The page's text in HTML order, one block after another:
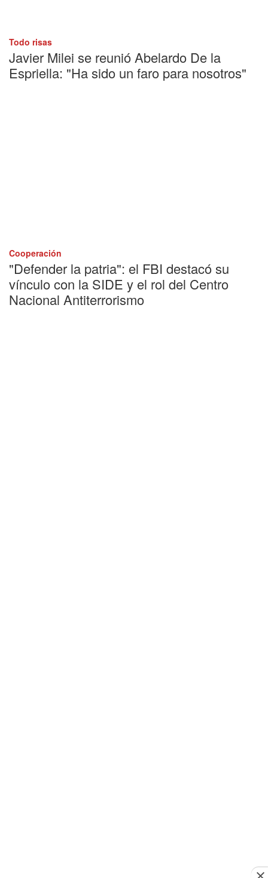
Todo risas
Javier Milei se reunió Abelardo De la
Espriella: "Ha sido un faro para nosotros"
Cooperación
"Defender la patria": el FBI destacó su
vínculo con la SIDE y el rol del Centro
Nacional Antiterrorismo